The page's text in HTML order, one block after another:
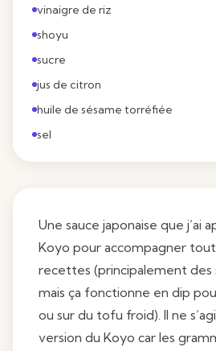
vinaigre de riz
shoyu
sucre
jus de citron
huile de sésame torréfiée
sel
Une sauce japonaise que j’ai
Koyo pour accompagner
recettes (principalement des
mais ça fonctionne en dip
ou sur du tofu froid). Il ne
version du Koyo car les